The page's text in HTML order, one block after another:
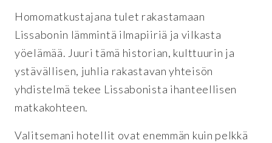
Homomatkustajana tulet rakastamaan
Lissabonin lämmintä ilmapiiriä ja vilkasta
yöelämää. Juuri tämä historian, kulttuurin ja
ystävällisen, juhlia rakastavan yhteisön
yhdistelmä tekee Lissabonista ihanteellisen
matkakohteen.
Valitsemani hotellit ovat enemmän kuin pelkkä